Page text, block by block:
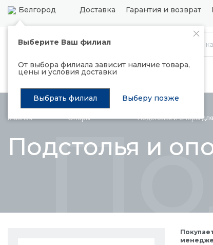
Белгород Доставка Гарантия и возврат
Выберите Ваш филиал
От выбора филиала зависит наличие товара,
цены и условия доставки
Выбрать филиал Выберу позже
Каталог
Распродажа Подъемные механизмы
Главная Опоры Подстолья и опоры
Подстолья и